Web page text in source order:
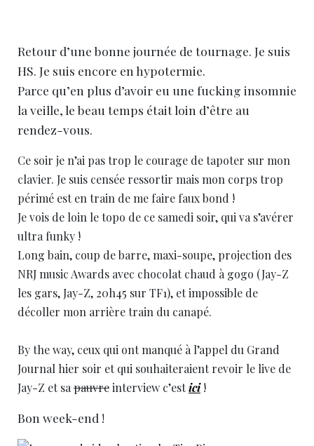
Retour d’une bonne journée de tournage. Je suis
HS. Je suis encore en hypotermie.
Parce qu’en plus d’avoir eu une fucking insomnie
la veille, le beau temps était loin d’être au
rendez-vous.
Ce soir je n’ai pas trop le courage de tapoter sur mon
clavier. Je suis censée ressortir mais mon corps trop
périmé est en train de me faire faux bond !
Je vois de loin le topo de ce samedi soir, qui va s’avérer
ultra funky !
Long bain, coup de barre, maxi-soupe, projection des
NRJ music Awards avec chocolat chaud à gogo (Jay-Z
les gars, Jay-Z, 20h45 sur TF1), et impossible de
décoller mon arrière train du canapé.
By the way, ceux qui ont manqué à l’appel du Grand
Journal hier soir et qui souhaiteraient revoir le live de
Jay-Z et sa pauvreinterview c’estici!
Bon week-end !